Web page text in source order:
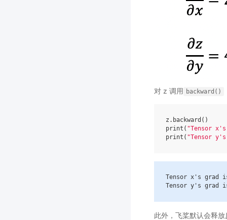
对 z 调用 backward()
z . backward ()
print ( "Tensor
print ( "Tensor
Tensor x 's grad
Tensor y 's grad
此外，飞桨默认会释